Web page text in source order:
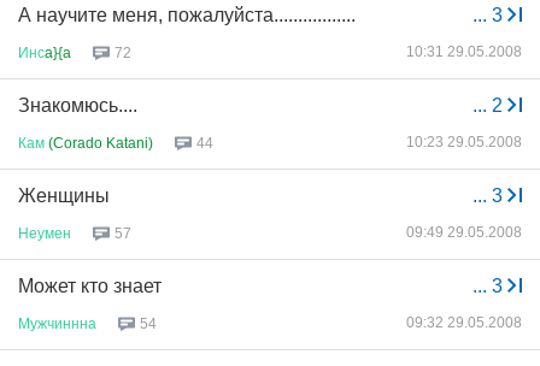
... 3
А научите меня, пожалуйста.................
Инсa}{a 72 10:31 29.05.2008
... 2
Знакомюсь....
Кам (Corado Katani) 44 10:23 29.05.2008
... 3
Женщины
Неумен 57 09:49 29.05.2008
... 3
Может кто знает
Мужчиннна 54 09:32 29.05.2008